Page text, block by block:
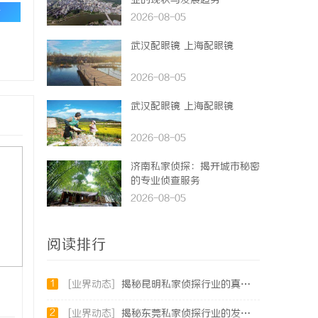
2026-08-05
武汉配眼镜 上海配眼镜
2026-08-05
武汉配眼镜 上海配眼镜
2026-08-05
济南私家侦探：揭开城市秘密
的专业侦查服务
2026-08-05
阅读排行
1 [业界动态] 揭秘昆明私家侦探行业的真实面貌与服务价值
2 [业界动态] 揭秘东莞私家侦探行业的发展与服务价值